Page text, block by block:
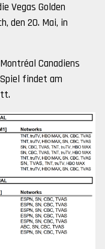
Vegas Golden
den 20. Mai, in
Canadiens
findet am